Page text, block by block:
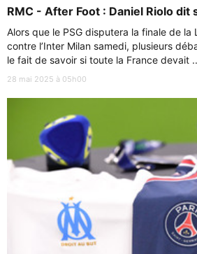
RMC - After Foot : Daniel Riolo dit
Alors que le PSG disputera la finale de la
contre l’Inter Milan samedi, plusieurs
le fait de savoir si toute la France devait
28 mai 2025 à 05h00